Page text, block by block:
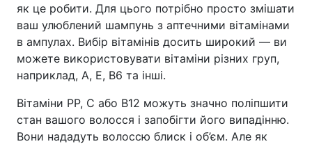
як це робити. Для цього потрібно просто змішати
ваш улюблений шампунь з аптечними вітамінами
в ампулах. Вибір вітамінів досить широкий — ви
можете використовувати вітаміни різних груп,
наприклад, A, E, B6 та інші.
Вітаміни PP, C або B12 можуть значно поліпшити
стан вашого волосся і запобігти його випадінню.
Вони нададуть волоссю блиск і об’єм. Але як